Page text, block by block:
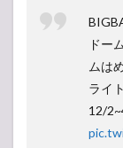
ドー
ムは
ライ
12/